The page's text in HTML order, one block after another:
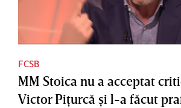
FCSB
MM Stoica nu a acceptat
Victor Piţurcă şi l-a făcut